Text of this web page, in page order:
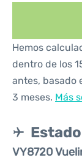
Hemos
dentro de los
antes, basado
3 meses. Más
VY8720